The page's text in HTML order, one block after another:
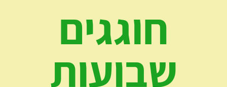
חוגגים
שבועות